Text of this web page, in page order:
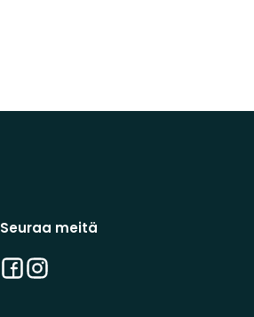
Seuraa meitä
Facebook
Instagram